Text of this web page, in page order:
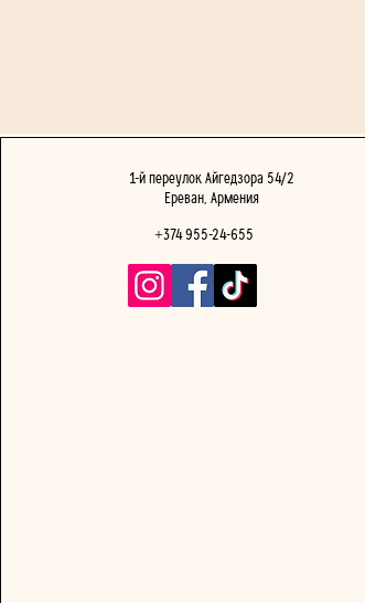
1-й переулок Айгедзора 54/2
Ереван, Армения
+374 955-24-655